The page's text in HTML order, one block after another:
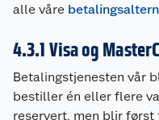
alle våre
4.3.1 Visa og
Betalingstjenesten vår
bestiller én eller flere
reservert, men blir først